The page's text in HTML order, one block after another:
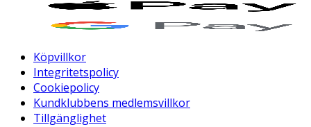
Köpvillkor
Integritetspolicy
Cookiepolicy
Kundklubbens medlemsvillkor
Tillgänglighet